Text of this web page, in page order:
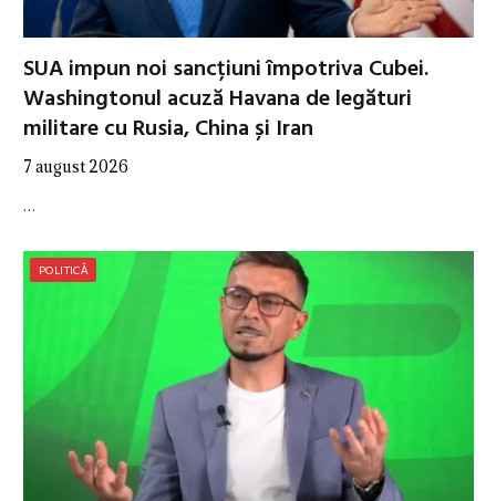
SUA impun noi sancțiuni împotriva Cubei.
Washingtonul acuză Havana de legături
militare cu Rusia, China și Iran
7 august 2026
…
POLITICĂ